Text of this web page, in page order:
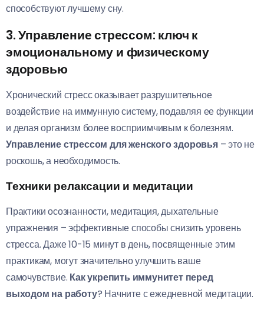
способствуют лучшему сну.
3. Управление стрессом: ключ к
эмоциональному и физическому
здоровью
Хронический стресс оказывает разрушительное
воздействие на иммунную систему, подавляя ее функции
и делая организм более восприимчивым к болезням.
Управление стрессом для женского здоровья– это не
роскошь, а необходимость.
Техники релаксации и медитации
Практики осознанности, медитация, дыхательные
упражнения – эффективные способы снизить уровень
стресса. Даже 10-15 минут в день, посвященные этим
практикам, могут значительно улучшить ваше
самочувствие. Как укрепить иммунитет перед
выходом на работу? Начните с ежедневной медитации.